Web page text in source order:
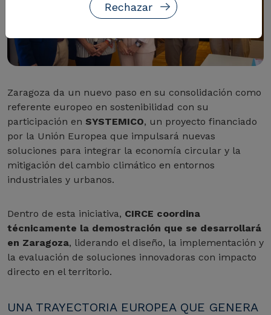
Zaragoza da un nuevo paso en su consolidación como
referente europeo en sostenibilidad con su
participación en SYSTEMICO, un proyecto financiado
por la Unión Europea que impulsará nuevas
soluciones para integrar la economía circular y la
mitigación del cambio climático en entornos
industriales y urbanos.
Dentro de esta iniciativa, CIRCE coordina
técnicamente la demostración que se desarrollará
en Zaragoza, liderando el diseño, la implementación y
la evaluación de soluciones innovadoras con impacto
directo en el territorio.
UNA TRAYECTORIA EUROPEA QUE GENERA
Rechazar